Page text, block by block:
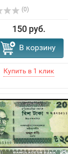
(0)
150 руб.
В корзину